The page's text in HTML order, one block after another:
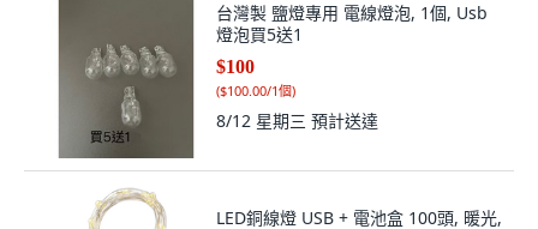
台灣製 鹽燈專用 電線燈泡, 1個, Usb
燈泡買5送1
$100
($100.00/1個)
8/12 星期三 預計送達
LED銅線燈 USB + 電池盒 100頭, 暖光,